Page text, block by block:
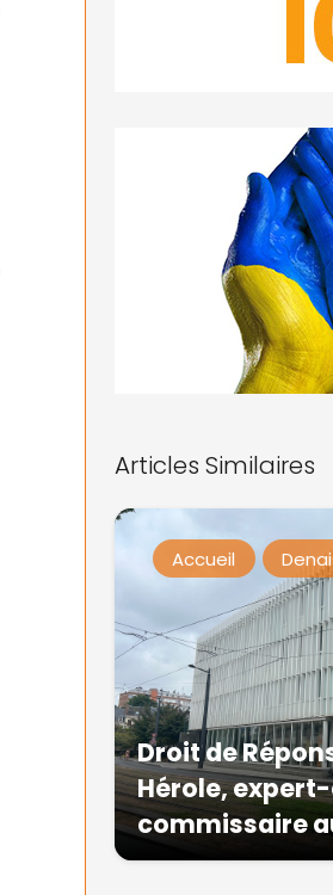
Articles Similaires
Accueil
Droit de
Hérole,
commissaire